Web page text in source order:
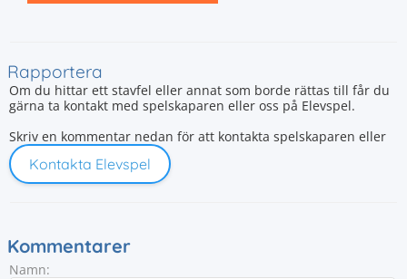
Rapportera
Om du hittar ett stavfel eller annat som borde rättas till får du
gärna ta kontakt med spelskaparen eller oss på Elevspel.
Skriv en kommentar nedan för att kontakta spelskaparen eller
Kontakta Elevspel
Kommentarer
Namn: